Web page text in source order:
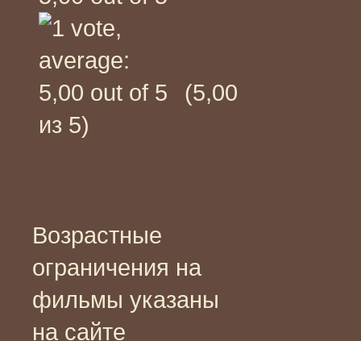
(5,00
из 5)
Возрастные
ограничения на
фильмы указаны
на сайте